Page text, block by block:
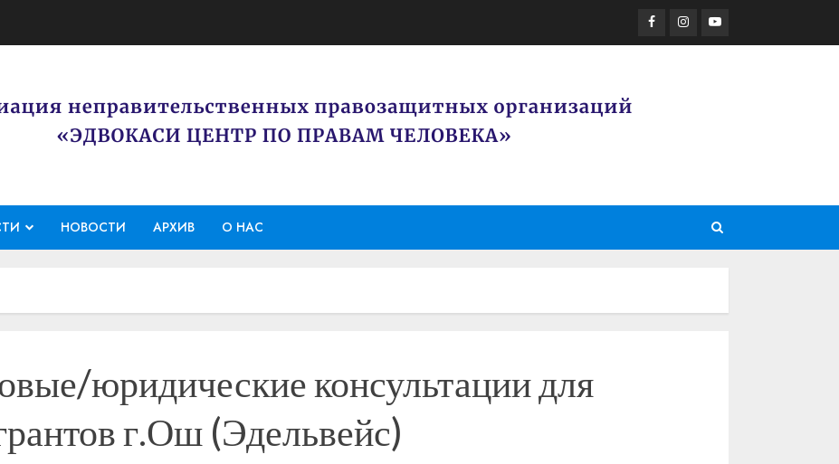
Facebook
Instagram
Youtube
НОВОСТИ АРХИВ О НАС
юридические консультации для
г.Ош (Эдельвейс)